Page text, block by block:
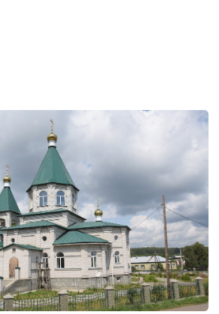
Серафим, епископ Бийский и
Свято-Троицкий храм села
Божественную Литургию. Владыку с
настоятель храма протоиерей Александр
прихожане, жители и гости села,
празднество в районный центр.
прихода юбилейный: 25 лет
в приспособленном под церковь бывшем
первая пасхальная служба, а на
Креста Господня в тот год были
Крест и купол храма. Пять лет назад, в
Троицкого района, 12 января 2014
историческое событие ‒ освящение